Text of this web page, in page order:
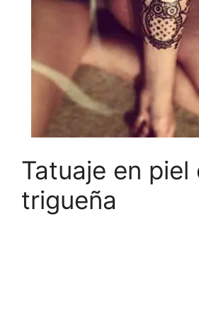
Tatuaje en piel
trigueña